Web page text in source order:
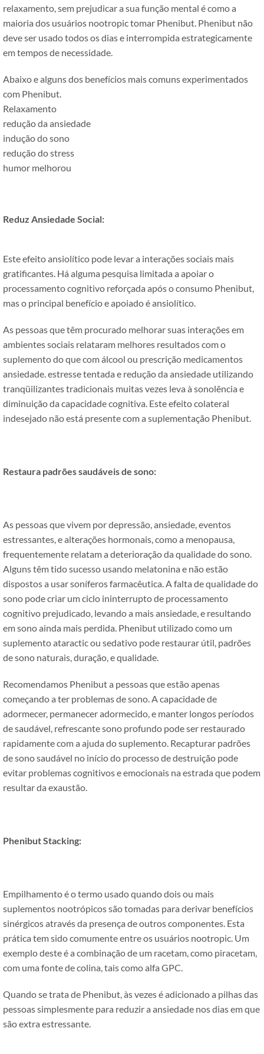
relaxamento, sem prejudicar a sua função mental é como a
maioria dos usuários nootropic tomar Phenibut. Phenibut não
deve ser usado todos os dias e interrompida estrategicamente
em tempos de necessidade.
Abaixo e alguns dos benefícios mais comuns experimentados
com Phenibut.
Relaxamento
redução da ansiedade
indução do sono
redução do stress
humor melhorou
Reduz Ansiedade Social:
Este efeito ansiolítico pode levar a interações sociais mais
gratificantes. Há alguma pesquisa limitada a apoiar o
processamento cognitivo reforçada após o consumo Phenibut,
mas o principal benefício e apoiado é ansiolítico.
As pessoas que têm procurado melhorar suas interações em
ambientes sociais relataram melhores resultados com o
suplemento do que com álcool ou prescrição medicamentos
ansiedade. estresse tentada e redução da ansiedade utilizando
tranqüilizantes tradicionais muitas vezes leva à sonolência e
diminuição da capacidade cognitiva. Este efeito colateral
indesejado não está presente com a suplementação Phenibut.
Restaura padrões saudáveis ​​de sono:
As pessoas que vivem por depressão, ansiedade, eventos
estressantes, e alterações hormonais, como a menopausa,
frequentemente relatam a deterioração da qualidade do sono.
Alguns têm tido sucesso usando melatonina e não estão
dispostos a usar soníferos farmacêutica. A falta de qualidade do
sono pode criar um ciclo ininterrupto de processamento
cognitivo prejudicado, levando a mais ansiedade, e resultando
em sono ainda mais perdida. Phenibut utilizado como um
suplemento ataractic ou sedativo pode restaurar útil, padrões
de sono naturais, duração, e qualidade.
Recomendamos Phenibut a pessoas que estão apenas
começando a ter problemas de sono. A capacidade de
adormecer, permanecer adormecido, e manter longos períodos
de saudável, refrescante sono profundo pode ser restaurado
rapidamente com a ajuda do suplemento. Recapturar padrões
de sono saudável no início do processo de destruição pode
evitar problemas cognitivos e emocionais na estrada que podem
resultar da exaustão.
Phenibut Stacking:
Empilhamento é o termo usado quando dois ou mais
suplementos nootrópicos são tomadas para derivar benefícios
sinérgicos através da presença de outros componentes. Esta
prática tem sido comumente entre os usuários nootropic. Um
exemplo deste é a combinação de um racetam, como piracetam,
com uma fonte de colina, tais como alfa GPC.
Quando se trata de Phenibut, às vezes é adicionado a pilhas das
pessoas simplesmente para reduzir a ansiedade nos dias em que
são extra estressante.